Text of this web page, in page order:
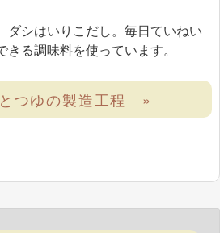
ダシはいりこだし。毎日ていねい
る調味料を使っています。
つゆの製造工程 »